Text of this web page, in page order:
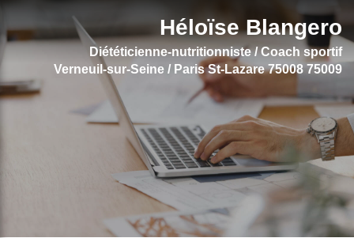
Héloïse Blangero
Diététicienne-nutritionniste / Coach sportif
Verneuil-sur-Seine / Paris St-Lazare 75008 75009